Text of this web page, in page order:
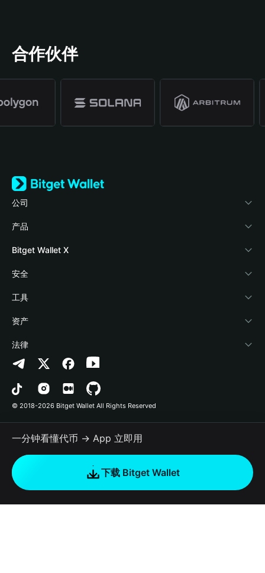
合作伙伴
公司
关于 Bitget Wallet
博客
学院
加密资讯
帮助中心
联系我们
品牌资源
工作机会
产品
加密卡
稳定币理财
Payfi Crypto
Crypto Swap API
山寨季指数
预测市场
DApp
RWA
如何购买加密货币
Bitget Wallet X
开发者文档
接入钱包
Bitget Wallet Pay
合作上架
安全
风险保障基金
安全防护技术
工具
快捷买币
授权检测
合约检测
批量转账
资产
Arbitrum
Avalanche
Bitcoin
Polygon
法律
隐私协议
用户使用协议
© 2018-2026 Bitget Wallet All Rights Reserved
一分钟看懂代币 → App 立即用
下载 Bitget Wallet